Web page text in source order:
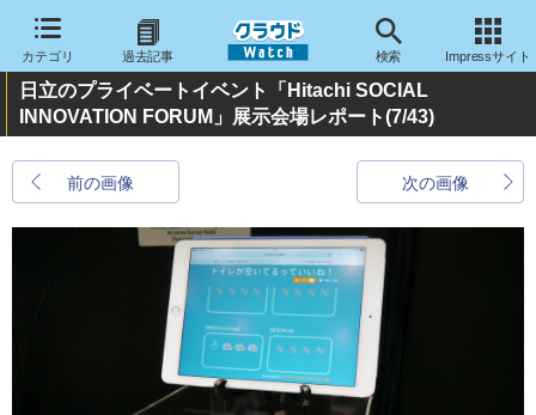
カテゴリ 過去記事 検索 Impressサイト
日立のプライベートイベント「Hitachi SOCIAL
INNOVATION FORUM」展示会場レポート(7/43)
前の画像 次の画像